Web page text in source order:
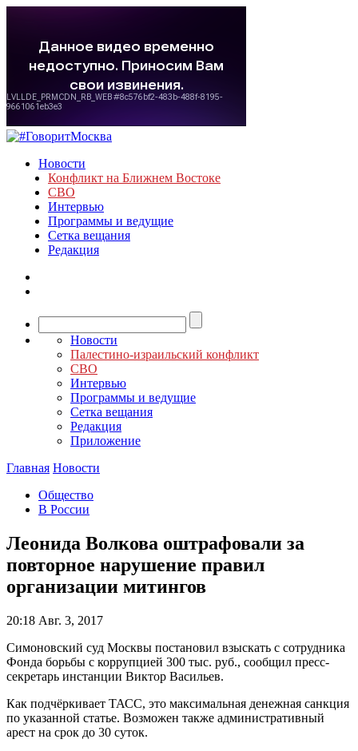
Новости
Конфликт на Ближнем Востоке
СВО
Интервью
Программы и ведущие
Сетка вещания
Редакция
Новости
Палестино-израильский конфликт
СВО
Интервью
Программы и ведущие
Сетка вещания
Редакция
Приложение
Главная Новости
Общество
В России
Леонида Волкова оштрафовали за
повторное нарушение правил
организации митингов
20:18 Авг. 3, 2017
Симоновский суд Москвы постановил взыскать с сотрудника
Фонда борьбы с коррупцией 300 тыс. руб., сообщил пресс-
секретарь инстанции Виктор Васильев.
Как подчёркивает ТАСС, это максимальная денежная санкция
по указанной статье. Возможен также административный
арест на срок до 30 суток.